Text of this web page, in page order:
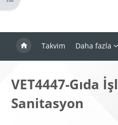
Takvim Daha fazla
VET4447-Gıda
Sanitasyon